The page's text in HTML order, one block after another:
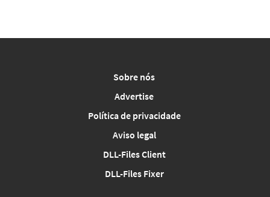
Sobre nós
Advertise
Política de privacidade
Aviso legal
DLL-Files Client
DLL-Files Fixer